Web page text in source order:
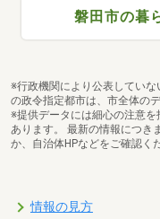
磐田市の暮
※行政機関により公表してい
の政令指定都市は、市全体の
※提供データには細心の注意
あります。 最新の情報につき
か、自治体HPなどをご確認く
情報の見方